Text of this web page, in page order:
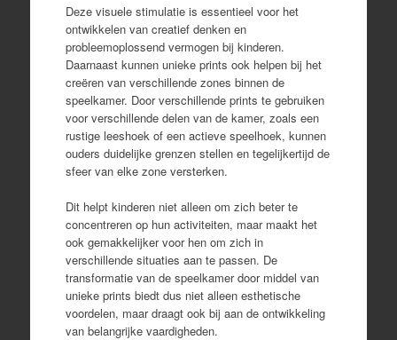
Deze visuele stimulatie is essentieel voor het
ontwikkelen van creatief denken en
probleemoplossend vermogen bij kinderen.
Daarnaast kunnen unieke prints ook helpen bij het
creëren van verschillende zones binnen de
speelkamer. Door verschillende prints te gebruiken
voor verschillende delen van de kamer, zoals een
rustige leeshoek of een actieve speelhoek, kunnen
ouders duidelijke grenzen stellen en tegelijkertijd de
sfeer van elke zone versterken.
Dit helpt kinderen niet alleen om zich beter te
concentreren op hun activiteiten, maar maakt het
ook gemakkelijker voor hen om zich in
verschillende situaties aan te passen. De
transformatie van de speelkamer door middel van
unieke prints biedt dus niet alleen esthetische
voordelen, maar draagt ook bij aan de ontwikkeling
van belangrijke vaardigheden.